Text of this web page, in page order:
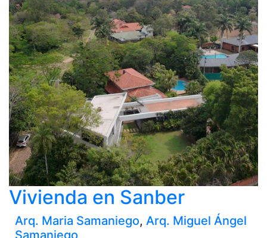
Vivienda en Sanber
Arq. Maria Samaniego, Arq. Miguel Ángel
Samaniego